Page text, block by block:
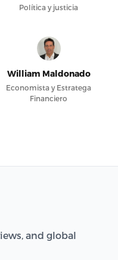
Política y justicia
William Maldonado
Economista y Estratega
Financiero
and global